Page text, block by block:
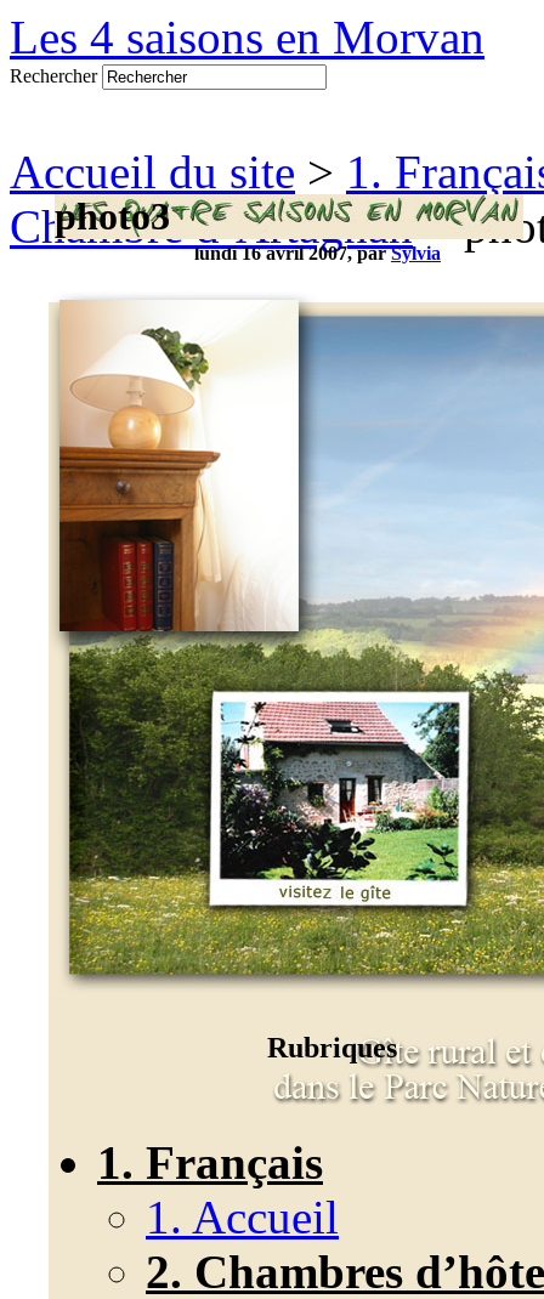
Les 4 saisons en Morvan
Rechercher
Accueil du site > 1.
Chambre d’Artagnan>
photo3
lundi 16 avril 2007, parSylvia
Rubriques
1. Français
1. Accueil
2. Chambres